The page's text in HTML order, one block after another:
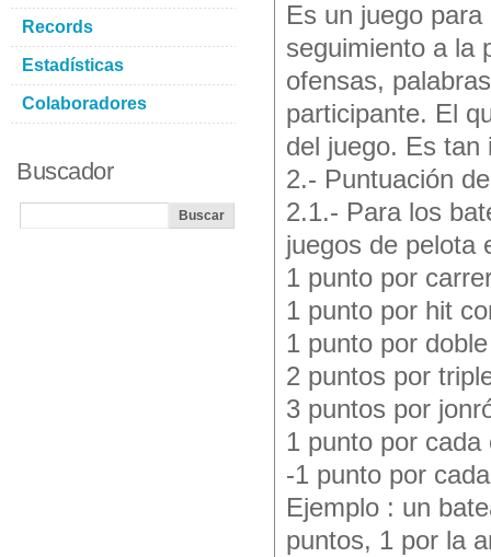
Es un juego
seguimiento a la
ofensas,
participante. El
del juego. Es tan
2.- Puntuación
2.1.- Para los
juegos de pelota
1 punto por
1 punto por hit
1 punto por
2 puntos por
3 puntos por
1 punto por
-1 punto por
Ejemplo : un
puntos, 1 por la
Records
Estadísticas
Colaboradores
Buscador